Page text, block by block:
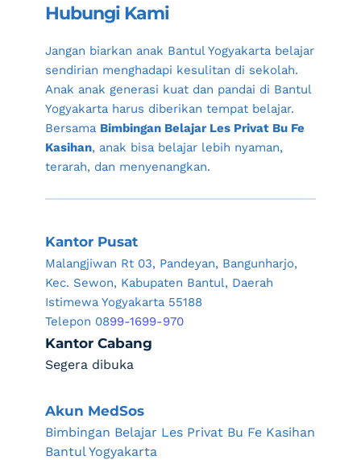
Hubungi Kami
Jangan biarkan anak Bantul Yogyakarta belajar
sendirian menghadapi kesulitan di sekolah.
Anak anak generasi kuat dan pandai di Bantul
Yogyakarta harus diberikan tempat belajar.
Bersama Bimbingan Belajar Les Privat Bu Fe
Kasihan, anak bisa belajar lebih nyaman,
terarah, dan menyenangkan.
Kantor Pusat
Malangjiwan Rt 03, Pandeyan, Bangunharjo,
Kec. Sewon, Kabupaten Bantul, Daerah
Istimewa Yogyakarta 55188
Telepon 0899-1699-970
Kantor Cabang
Segera dibuka
Akun MedSos
Bimbingan Belajar Les Privat Bu Fe Kasihan
Bantul Yogyakarta